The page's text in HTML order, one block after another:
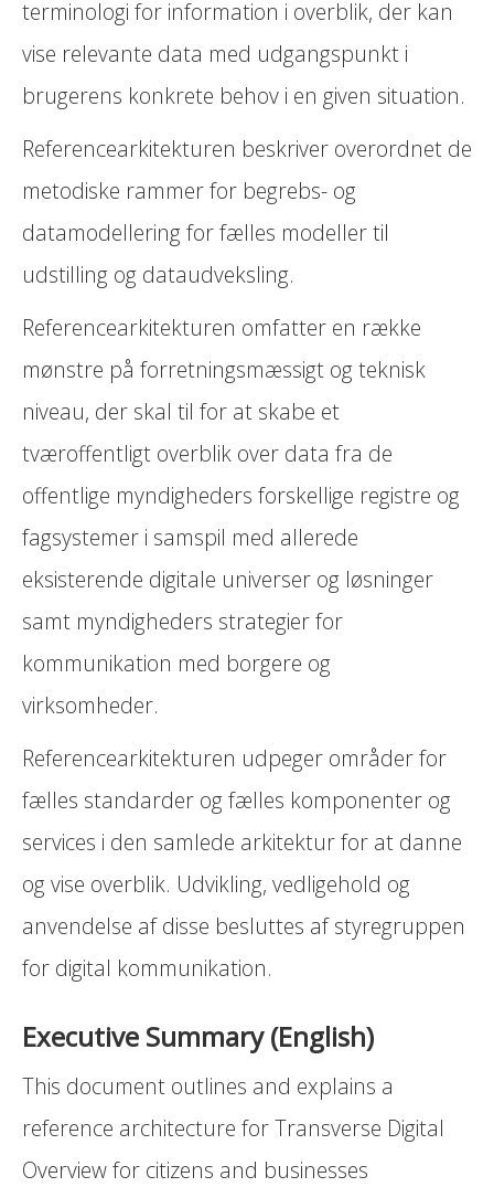
terminologi for information i overblik, der kan
vise relevante data med udgangspunkt i
brugerens konkrete behov i en given situation.
Referencearkitekturen beskriver overordnet de
metodiske rammer for begrebs- og
datamodellering for fælles modeller til
udstilling og dataudveksling.
Referencearkitekturen omfatter en række
mønstre på forretningsmæssigt og teknisk
niveau, der skal til for at skabe et
tværoffentligt overblik over data fra de
offentlige myndigheders forskellige registre og
fagsystemer i samspil med allerede
eksisterende digitale universer og løsninger
samt myndigheders strategier for
kommunikation med borgere og
virksomheder.
Referencearkitekturen udpeger områder for
fælles standarder og fælles komponenter og
services i den samlede arkitektur for at danne
og vise overblik. Udvikling, vedligehold og
anvendelse af disse besluttes af styregruppen
for digital kommunikation.
Executive Summary (English)
This document outlines and explains a
reference architecture for Transverse Digital
Overview for citizens and businesses